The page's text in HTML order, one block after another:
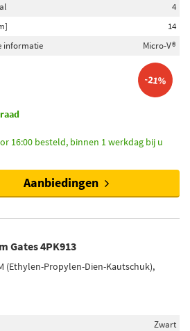
4
14
informatie
Micro-V®
-21%
16:00 besteld, binnen 1 werkdag bij u
Aanbiedingen
Gates 4PK913
(Ethylen-Propylen-Dien-Kautschuk),
Zwart